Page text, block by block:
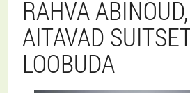
RAHVA
AITAVAD
LOOBUDA